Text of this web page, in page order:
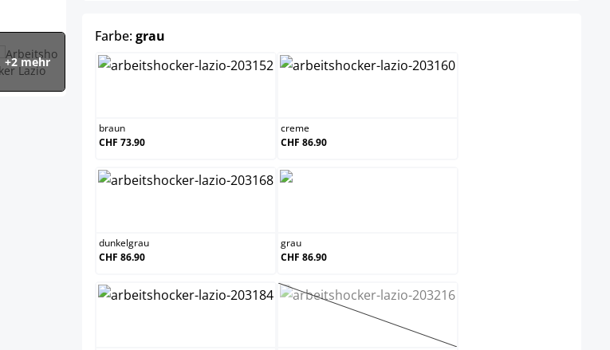
+2 mehr
Farbe:grau
braun
CHF 73.90
creme
CHF 86.90
dunkelgrau
CHF 86.90
grau
CHF 86.90
lila
(Diese Option ist zurzeit nicht verfügbar.)